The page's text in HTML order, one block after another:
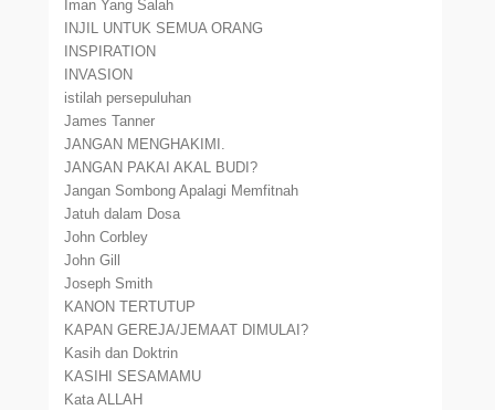
Iman Yang Salah
INJIL UNTUK SEMUA ORANG
INSPIRATION
INVASION
istilah persepuluhan
James Tanner
JANGAN MENGHAKIMI.
JANGAN PAKAI AKAL BUDI?
Jangan Sombong Apalagi Memfitnah
Jatuh dalam Dosa
John Corbley
John Gill
Joseph Smith
KANON TERTUTUP
KAPAN GEREJA/JEMAAT DIMULAI?
Kasih dan Doktrin
KASIHI SESAMAMU
Kata ALLAH